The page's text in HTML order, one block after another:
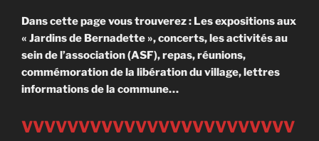
Dans cette page vous trouverez : Les expositions aux
« Jardins de Bernadette », concerts,les activités au
sein de l’association (ASF), repas, réunions,
commémoration de la libération du village, lettres
informations de la commune…
VVVVVVVVVVVVVVVVVVVVVVVV